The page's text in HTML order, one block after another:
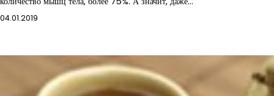
04.01.2019